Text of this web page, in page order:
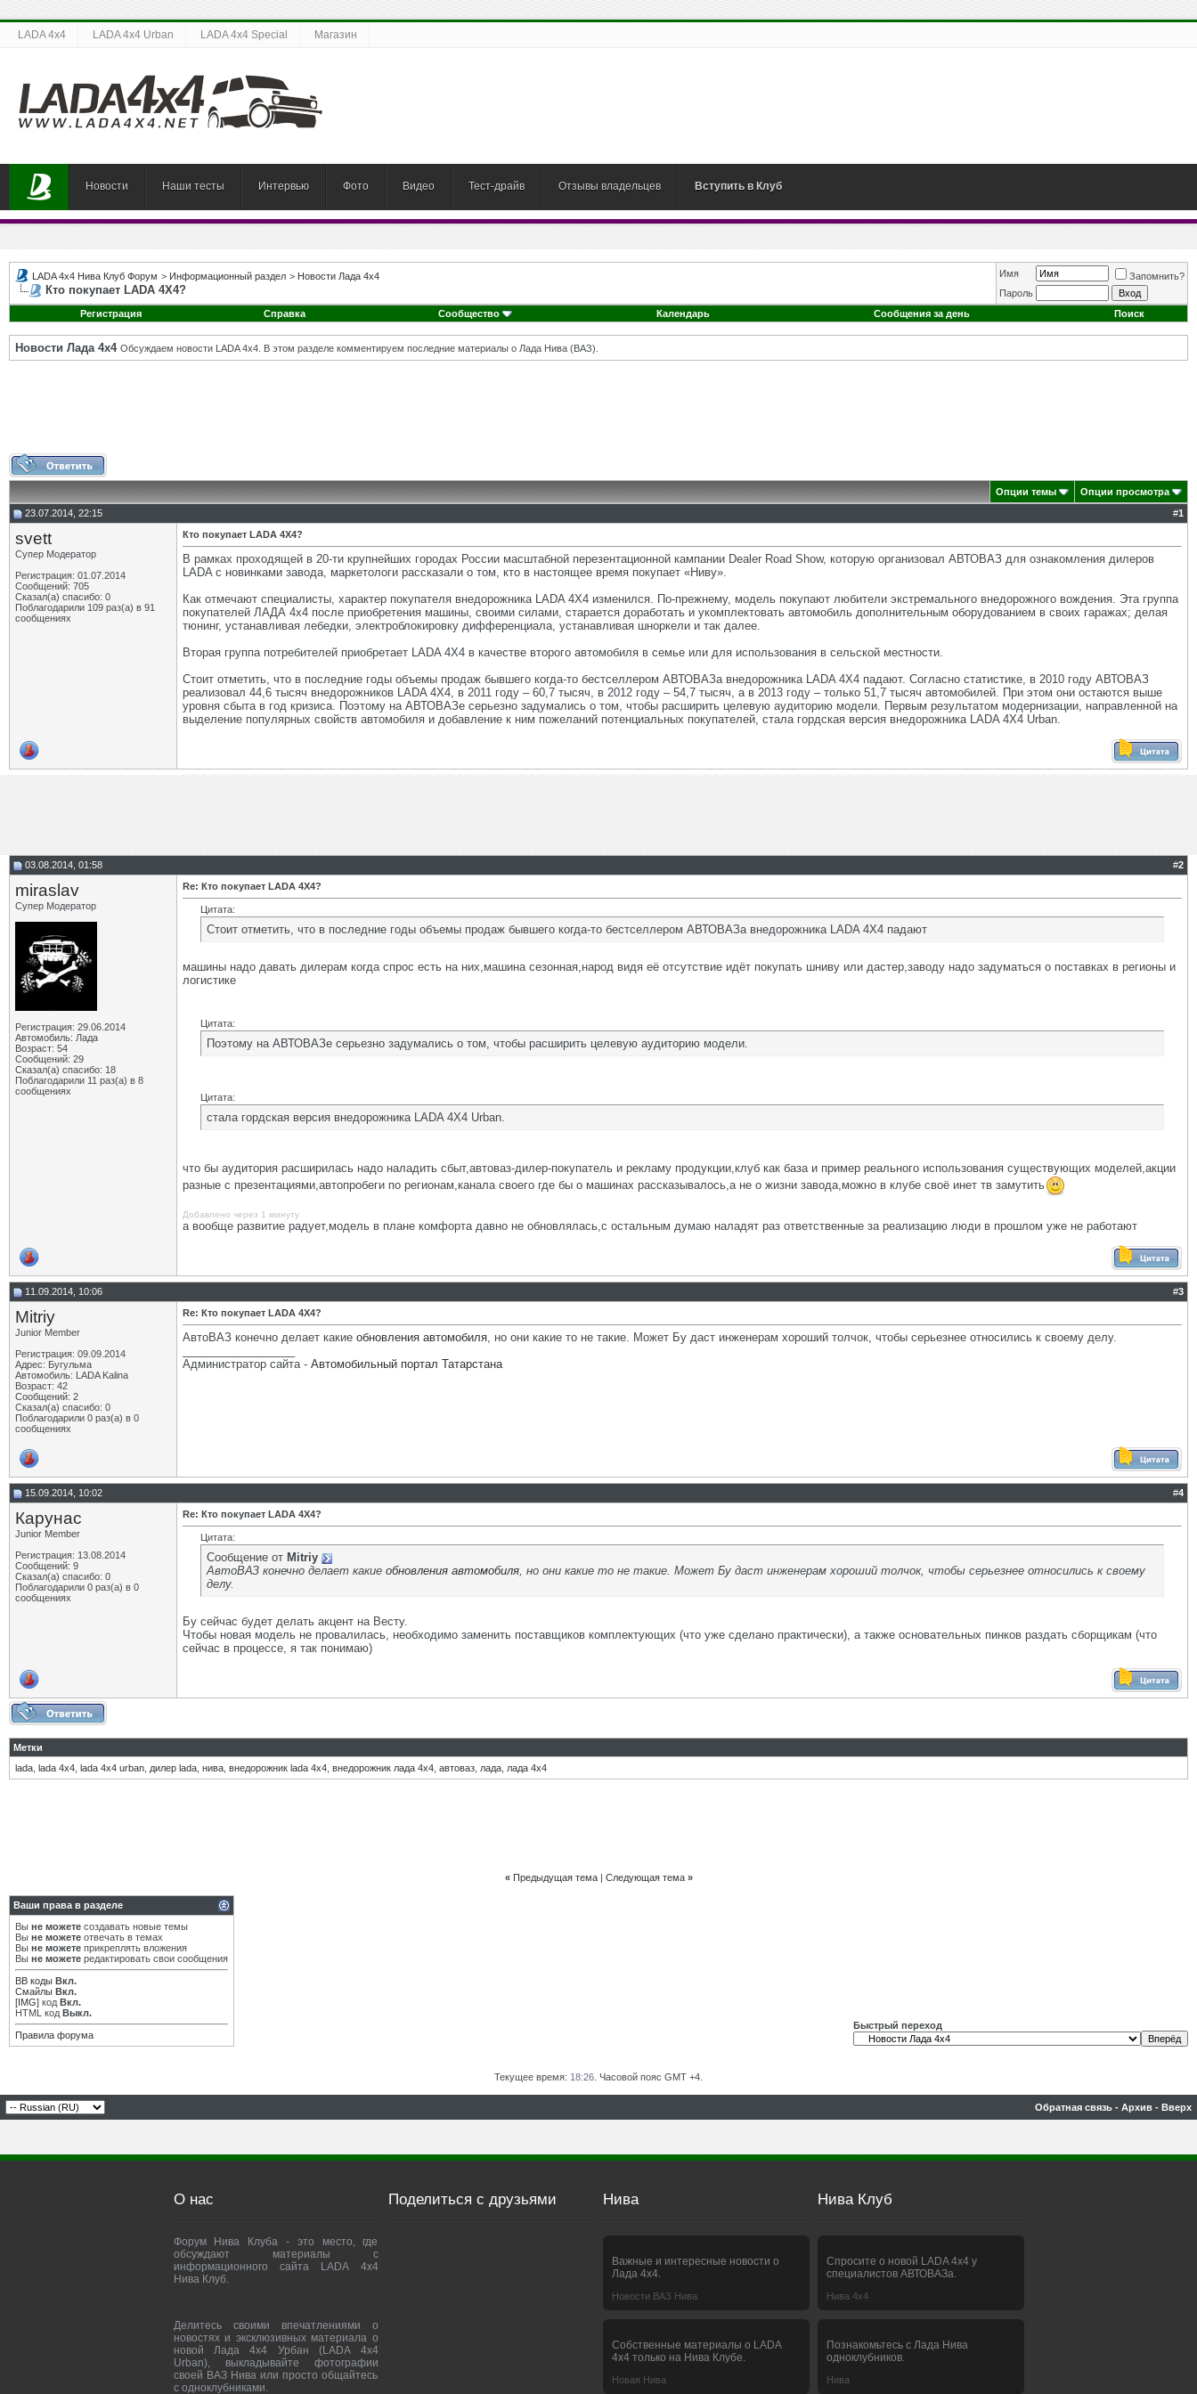
LADA 4x4 LADA 4x4 Urban LADA 4x4 Special Магазин
Новости Наши тесты Интервью Фото Видео Тест-драйв Отзывы владельцев Вступить в Клуб
LADA 4x4 Нива Клуб Форум > Информационный раздел > Новости Лада 4х4
Кто покупает LADA 4X4?
Имя
Запомнить?
Пароль
Регистрация
Справка Сообщество Календарь Сообщения за день Поиск
Новости Лада 4х4 Обсуждаем новости LADA 4x4. В этом разделе комментируем последние материалы о Лада Нива (ВАЗ).
Опции темы
Опции просмотра
23.07.2014, 22:15
#1
svett
Супер Модератор
Регистрация: 01.07.2014
Сообщений: 705
Сказал(а) спасибо: 0
Поблагодарили 109 раз(а) в 91
сообщениях
Кто покупает LADA 4X4?
В рамках проходящей в 20-ти крупнейших городах России масштабной перезентационной кампании Dealer Road Show, которую организовал АВТОВАЗ для ознакомления дилеров
LADA с новинками завода, маркетологи рассказали о том, кто в настоящее время покупает «Ниву».
Как отмечают специалисты, характер покупателя внедорожника LADA 4X4 изменился. По-прежнему, модель покупают любители экстремального внедорожного вождения. Эта группа
покупателей ЛАДА 4х4 после приобретения машины, своими силами, старается доработать и укомплектовать автомобиль дополнительным оборудованием в своих гаражах; делая
тюнинг, устанавливая лебедки, электроблокировку дифференциала, устанавливая шноркели и так далее.
Вторая группа потребителей приобретает LADA 4X4 в качестве второго автомобиля в семье или для использования в сельской местности.
Стоит отметить, что в последние годы объемы продаж бывшего когда-то бестселлером АВТОВАЗа внедорожника LADA 4X4 падают. Согласно статистике, в 2010 году АВТОВАЗ
реализовал 44,6 тысяч внедорожников LADA 4X4, в 2011 году – 60,7 тысяч, в 2012 году – 54,7 тысяч, а в 2013 году – только 51,7 тысяч автомобилей. При этом они остаются выше
уровня сбыта в год кризиса. Поэтому на АВТОВАЗе серьезно задумались о том, чтобы расширить целевую аудиторию модели. Первым результатом модернизации, направленной на
выделение популярных свойств автомобиля и добавление к ним пожеланий потенциальных покупателей, стала гордская версия внедорожника LADA 4X4 Urban.
03.08.2014, 01:58 #2
miraslav
Супер Модератор
Регистрация: 29.06.2014
Автомобиль: Лада
Возраст: 54
Сообщений: 29
Сказал(а) спасибо: 18
Поблагодарили 11 раз(а) в 8
сообщениях
Re: Кто покупает LADA 4X4?
Цитата:
Стоит отметить, что в последние годы объемы продаж бывшего когда-то бестселлером АВТОВАЗа внедорожника LADA 4X4 падают
машины надо давать дилерам когда спрос есть на них,машина сезонная,народ видя её отсутствие идёт покупать шниву или дастер,заводу надо задуматься о поставках в регионы и
логистике
Цитата:
Поэтому на АВТОВАЗе серьезно задумались о том, чтобы расширить целевую аудиторию модели.
Цитата:
стала гордская версия внедорожника LADA 4X4 Urban.
что бы аудитория расширилась надо наладить сбыт,автоваз-дилер-покупатель и рекламу продукции,клуб как база и пример реального использования существующих моделей,акции
разные с презентациями,автопробеги по регионам,канала своего где бы о машинах рассказывалось,а не о жизни завода,можно в клубе своё инет тв замутить
Добавлено через 1 минуту
а вообще развитие радует,модель в плане комфорта давно не обновлялась,с остальным думаю наладят раз ответственные за реализацию люди в прошлом уже не работают
11.09.2014, 10:06 #3
Mitriy
Junior Member
Регистрация: 09.09.2014
Адрес: Бугульма
Автомобиль: LADA Kalina
Возраст: 42
Сообщений: 2
Сказал(а) спасибо: 0
Поблагодарили 0 раз(а) в 0
сообщениях
Re: Кто покупает LADA 4X4?
АвтоВАЗ конечно делает какие обновления автомобиля, но они какие то не такие. Может Бу даст инженерам хороший толчок, чтобы серьезнее относились к своему делу.
Администратор сайта - Автомобильный портал Татарстана
15.09.2014, 10:02 #4
Карунас
Junior Member
Регистрация: 13.08.2014
Сообщений: 9
Сказал(а) спасибо: 0
Поблагодарили 0 раз(а) в 0
сообщениях
Re: Кто покупает LADA 4X4?
Цитата:
Сообщение от Mitriy
АвтоВАЗ конечно делает какие обновления автомобиля, но они какие то не такие. Может Бу даст инженерам хороший толчок, чтобы серьезнее относились к своему
делу.
Бу сейчас будет делать акцент на Весту.
Чтобы новая модель не провалилась, необходимо заменить поставщиков комплектующих (что уже сделано практически), а также основательных пинков раздать сборщикам (что
сейчас в процессе, я так понимаю)
Метки
lada lada 4x4 lada 4x4 urban дилер lada нива внедорожник lada 4x4 внедорожник лада 4х4 автоваз лада лада 4х4
« Предыдущая тема| Следующая тема »
Ваши права в разделе
Вы не можете создавать новые темы
Вы не можете отвечать в темах
Вы не можете прикреплять вложения
Вы не можете редактировать свои сообщения
BB коды Вкл.
Смайлы Вкл.
[IMG] код Вкл.
HTML код Выкл.
Правила форума
Быстрый переход
Текущее время: 18:26 . Часовой пояс GMT +4.
Обратная связь - Архив - Вверх
О нас
Форум Нива Клуба - это место, где
обсуждают материалы с
информационного сайта LADA 4x4
Нива Клуб.
Делитесь своими впечатлениями о
новостях и эксклюзивных материала о
новой Лада 4х4 Урбан (LADA 4x4
Urban), выкладывайте фотографии
своей ВАЗ Нива или просто общайтесь
с одноклубниками.
Поделиться с друзьями Нива
Важные и интересные новости о
Лада 4х4.
Новости ВАЗ Нива
Собственные материалы о LADA
4x4 только на Нива Клубе.
Новая Нива
Нива Клуб
Спросите о новой LADA 4x4 у
специалистов АВТОВАЗа.
Нива 4х4
Познакомьтесь с Лада Нива
одноклубников.
Нива